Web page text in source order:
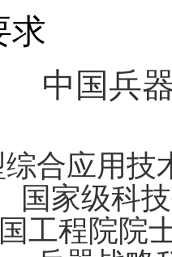
求
中国兵
综合应用技
国家级科
工程院院